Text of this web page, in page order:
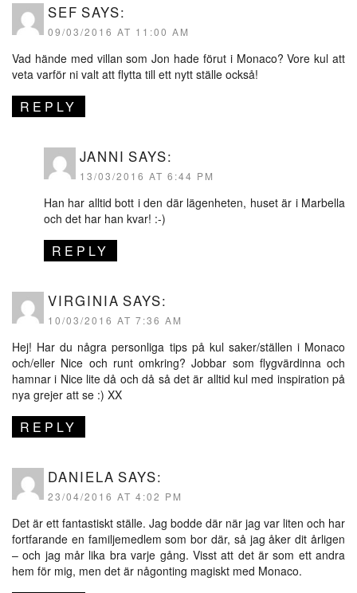
SEF SAYS:
09/03/2016 AT 11:00 AM
Vad hände med villan som Jon hade förut i Monaco? Vore kul att
veta varför ni valt att flytta till ett nytt ställe också!
REPLY
JANNI SAYS:
13/03/2016 AT 6:44 PM
Han har alltid bott i den där lägenheten, huset är i Marbella
och det har han kvar! :-)
REPLY
VIRGINIA SAYS:
10/03/2016 AT 7:36 AM
Hej! Har du några personliga tips på kul saker/ställen i Monaco
och/eller Nice och runt omkring? Jobbar som flygvärdinna och
hamnar i Nice lite då och då så det är alltid kul med inspiration på
nya grejer att se :) XX
REPLY
DANIELA SAYS:
23/04/2016 AT 4:02 PM
Det är ett fantastiskt ställe. Jag bodde där när jag var liten och har
fortfarande en familjemedlem som bor där, så jag åker dit årligen
– och jag mår lika bra varje gång. Visst att det är som ett andra
hem för mig, men det är någonting magiskt med Monaco.